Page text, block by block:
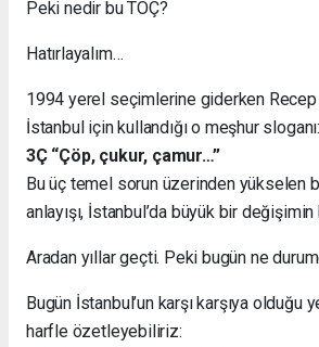
Peki nedir bu TOÇ?
Hatırlayalım…
1994 yerel seçimlerine giderken Recep
İstanbul için kullandığı o meşhur sloganı:
3Ç “Çöp, çukur, çamur…”
Bu üç temel sorun üzerinden yükselen
anlayışı, İstanbul’da büyük bir değişimin
Aradan yıllar geçti. Peki bugün ne
Bugün İstanbul’un karşı karşıya olduğu
harfle özetleyebiliriz: